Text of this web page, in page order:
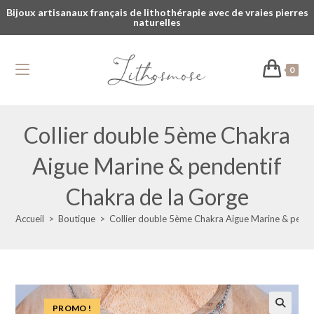
Bijoux artisanaux français de lithothérapie avec de vraies pierres
naturelles
0
Collier double 5ème Chakra
Aigue Marine & pendentif
Chakra de la Gorge
Accueil > Boutique > Collier double 5ème Chakra Aigue Marine &
PROMO !